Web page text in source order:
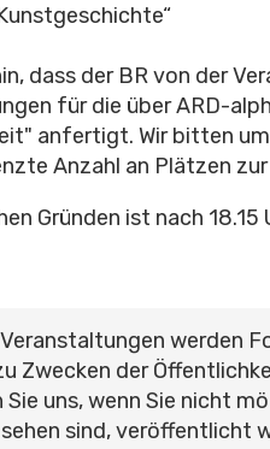
dass der BR von der
für die über ARD-
anfertigt. Wir bitten
Anzahl an Plätzen
Gründen ist nach 18.15
Veranstaltungen werden
Zwecken der
uns, wenn Sie nicht
sind, veröffentlicht